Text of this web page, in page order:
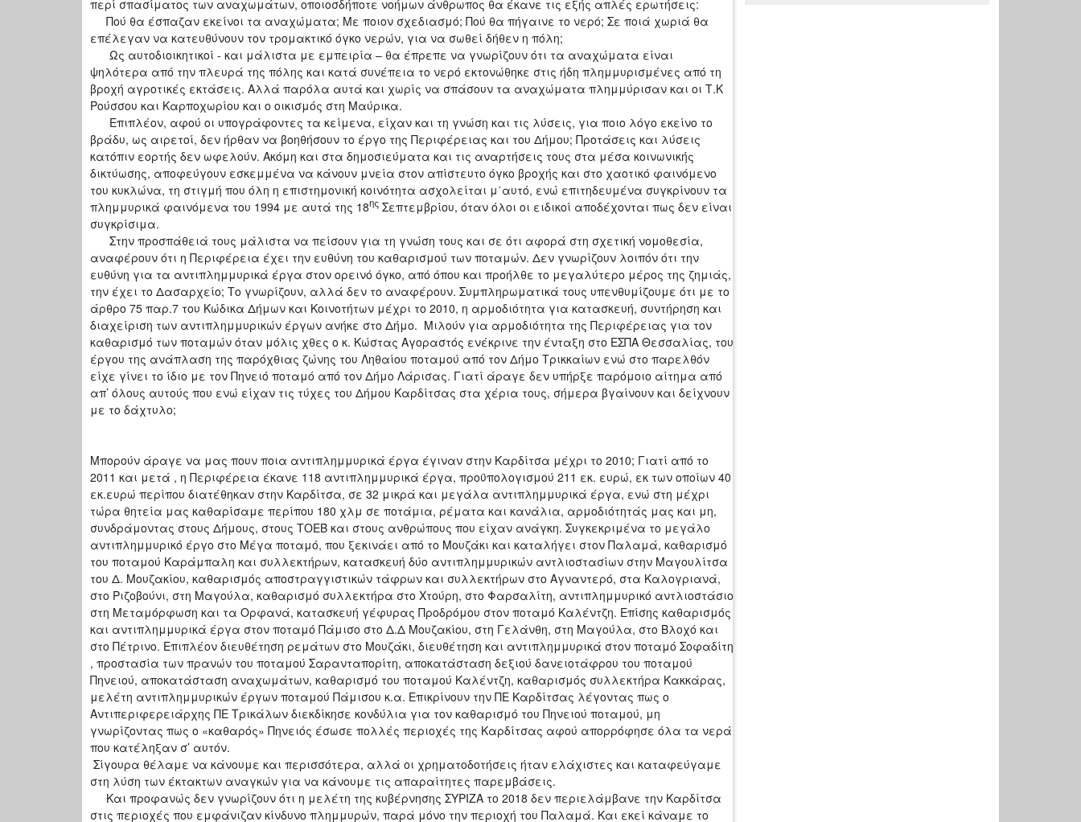
περί σπασίματος των αναχωμάτων, οποιοσδήποτε νοήμων άνθρωπος θα έκανε τις εξής απλές ερωτήσεις:
Πού θα έσπαζαν εκείνοι τα αναχώματα; Με ποιον σχεδιασμό; Πού θα πήγαινε το νερό; Σε ποιά χωριά θα
επέλεγαν να κατευθύνουν τον τρομακτικό όγκο νερών, για να σωθεί δήθεν η πόλη;
Ως αυτοδιοικητικοί - και μάλιστα με εμπειρία – θα έπρεπε να γνωρίζουν ότι τα αναχώματα είναι
ψηλότερα από την πλευρά της πόλης και κατά συνέπεια το νερό εκτονώθηκε στις ήδη πλημμυρισμένες από τη
βροχή αγροτικές εκτάσεις. Αλλά παρόλα αυτά και χωρίς να σπάσουν τα αναχώματα πλημμύρισαν και οι Τ.Κ
Ρούσσου και Καρποχωρίου και ο οικισμός στη Μαύρικα.
Επιπλέον, αφού οι υπογράφοντες τα κείμενα, είχαν και τη γνώση και τις λύσεις, για ποιο λόγο εκείνο το
βράδυ, ως αιρετοί, δεν ήρθαν να βοηθήσουν το έργο της Περιφέρειας και του Δήμου; Προτάσεις και λύσεις
κατόπιν εορτής δεν ωφελούν. Ακόμη και στα δημοσιεύματα και τις αναρτήσεις τους στα μέσα κοινωνικής
δικτύωσης, αποφεύγουν εσκεμμένα να κάνουν μνεία στον απίστευτο όγκο βροχής και στο χαοτικό φαινόμενο
του κυκλώνα, τη στιγμή που όλη η επιστημονική κοινότητα ασχολείται μ΄αυτό, ενώ επιτηδευμένα συγκρίνουν τα
πλημμυρικά φαινόμενα του 1994 με αυτά της 18ης Σεπτεμβρίου, όταν όλοι οι ειδικοί αποδέχονται πως δεν είναι
συγκρίσιμα.
Στην προσπάθειά τους μάλιστα να πείσουν για τη γνώση τους και σε ότι αφορά στη σχετική νομοθεσία,
αναφέρουν ότι η Περιφέρεια έχει την ευθύνη του καθαρισμού των ποταμών. Δεν γνωρίζουν λοιπόν ότι την
ευθύνη για τα αντιπλημμυρικά έργα στον ορεινό όγκο, από όπου και προήλθε το μεγαλύτερο μέρος της ζημιάς,
την έχει το Δασαρχείο; Το γνωρίζουν, αλλά δεν το αναφέρουν. Συμπληρωματικά τους υπενθυμίζουμε ότι με το
άρθρο 75 παρ.7 του Κώδικα Δήμων και Κοινοτήτων μέχρι το 2010, η αρμοδιότητα για κατασκευή, συντήρηση και
διαχείριση των αντιπλημμυρικών έργων ανήκε στο Δήμο. Μιλούν για αρμοδιότητα της Περιφέρειας για τον
καθαρισμό των ποταμών όταν μόλις χθες ο κ. Κώστας Αγοραστός ενέκρινε την ένταξη στο ΕΣΠΑ Θεσσαλίας, του
έργου της ανάπλαση της παρόχθιας ζώνης του Ληθαίου ποταμού από τον Δήμο Τρικκαίων ενώ στο παρελθόν
είχε γίνει το ίδιο με τον Πηνειό ποταμό από τον Δήμο Λάρισας. Γιατί άραγε δεν υπήρξε παρόμοιο αίτημα από
απ’ όλους αυτούς που ενώ είχαν τις τύχες του Δήμου Καρδίτσας στα χέρια τους, σήμερα βγαίνουν και δείχνουν
με το δάχτυλο;
Μπορούν άραγε να μας πουν ποια αντιπλημμυρικά έργα έγιναν στην Καρδίτσα μέχρι το 2010; Γιατί από το
2011 και μετά , η Περιφέρεια έκανε 118 αντιπλημμυρικά έργα, προϋπολογισμού 211 εκ. ευρώ, εκ των οποίων 40
εκ.ευρώ περίπου διατέθηκαν στην Καρδίτσα, σε 32 μικρά και μεγάλα αντιπλημμυρικά έργα, ενώ στη μέχρι
τώρα θητεία μας καθαρίσαμε περίπου 180 χλμ σε ποτάμια, ρέματα και κανάλια, αρμοδιότητάς μας και μη,
συνδράμοντας στους Δήμους, στους ΤΟΕΒ και στους ανθρώπους που είχαν ανάγκη. Συγκεκριμένα το μεγάλο
αντιπλημμυρικό έργο στο Μέγα ποταμό, που ξεκινάει από το Μουζάκι και καταλήγει στον Παλαμά, καθαρισμό
του ποταμού Καράμπαλη και συλλεκτήρων, κατασκευή δύο αντιπλημμυρικών αντλιοστασίων στην Μαγουλίτσα
του Δ. Μουζακίου, καθαρισμός αποστραγγιστικών τάφρων και συλλεκτήρων στο Αγναντερό, στα Καλογριανά,
στο Ριζοβούνι, στη Μαγούλα, καθαρισμό συλλεκτήρα στο Χτούρη, στο Φαρσαλίτη, αντιπλημμυρικό αντλιοστάσιο
στη Μεταμόρφωση και τα Ορφανά, κατασκευή γέφυρας Προδρόμου στον ποταμό Καλέντζη. Επίσης καθαρισμός
και αντιπλημμυρικά έργα στον ποταμό Πάμισο στο Δ.Δ Μουζακίου, στη Γελάνθη, στη Μαγούλα, στο Βλοχό και
στο Πέτρινο. Επιπλέον διευθέτηση ρεμάτων στο Μουζάκι, διευθέτηση και αντιπλημμυρικά στον ποταμό Σοφαδίτη
, προστασία των πρανών του ποταμού Σαρανταπορίτη, αποκατάσταση δεξιού δανειοτάφρου του ποταμού
Πηνειού, αποκατάσταση αναχωμάτων, καθαρισμό του ποταμού Καλέντζη, καθαρισμός συλλεκτήρα Κακκάρας,
μελέτη αντιπλημμυρικών έργων ποταμού Πάμισου κ.α. Επικρίνουν την ΠΕ Καρδίτσας λέγοντας πως ο
Αντιπεριφερειάρχης ΠΕ Τρικάλων διεκδίκησε κονδύλια για τον καθαρισμό του Πηνειού ποταμού, μη
γνωρίζοντας πως ο «καθαρός» Πηνειός έσωσε πολλές περιοχές της Καρδίτσας αφού απορρόφησε όλα τα νερά
που κατέληξαν σ’ αυτόν.
Σίγουρα θέλαμε να κάνουμε και περισσότερα, αλλά οι χρηματοδοτήσεις ήταν ελάχιστες και καταφεύγαμε
στη λύση των έκτακτων αναγκών για να κάνουμε τις απαραίτητες παρεμβάσεις.
Και προφανώς δεν γνωρίζουν ότι η μελέτη της κυβέρνησης ΣΥΡΙΖΑ το 2018 δεν περιελάμβανε την Καρδίτσα
στις περιοχές που εμφάνιζαν κίνδυνο πλημμυρών, παρά μόνο την περιοχή του Παλαμά. Και εκεί κάναμε το